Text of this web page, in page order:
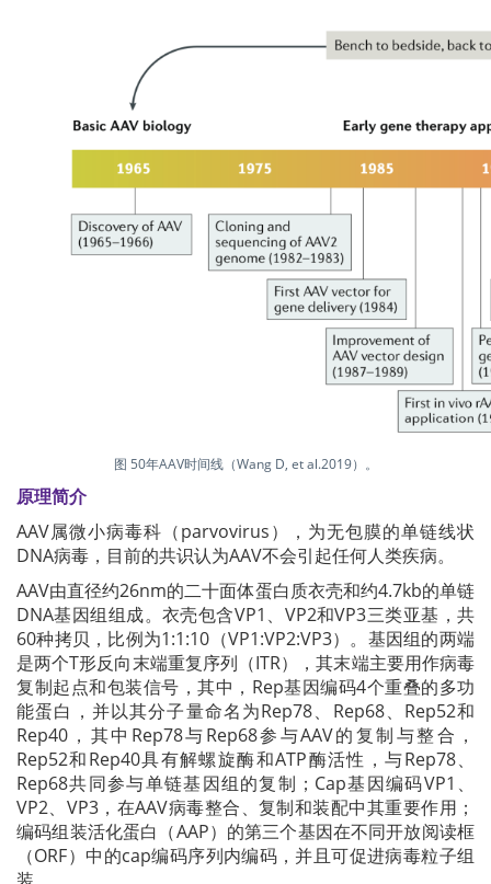
图 50年AAV时间线（Wang D, et al.2019）。
原理简介
AAV属微小病毒科（parvovirus），为无包膜的单链线状
DNA病毒，目前的共识认为AAV不会引起任何人类疾病。
AAV由直径约26nm的二十面体蛋白质衣壳和约4.7kb的单链
DNA基因组组成。衣壳包含VP1、VP2和VP3三类亚基，共
60种拷贝，比例为1:1:10（VP1:VP2:VP3）。基因组的两端
是两个T形反向末端重复序列（ITR），其末端主要用作病毒
复制起点和包装信号，其中，Rep基因编码4个重叠的多功
能蛋白，并以其分子量命名为Rep78、Rep68、Rep52和
Rep40，其中Rep78与Rep68参与AAV的复制与整合，
Rep52和Rep40具有解螺旋酶和ATP酶活性，与Rep78、
Rep68共同参与单链基因组的复制；Cap基因编码VP1、
VP2、VP3，在AAV病毒整合、复制和装配中其重要作用；
编码组装活化蛋白（AAP）的第三个基因在不同开放阅读框
（ORF）中的cap编码序列内编码，并且可促进病毒粒子组